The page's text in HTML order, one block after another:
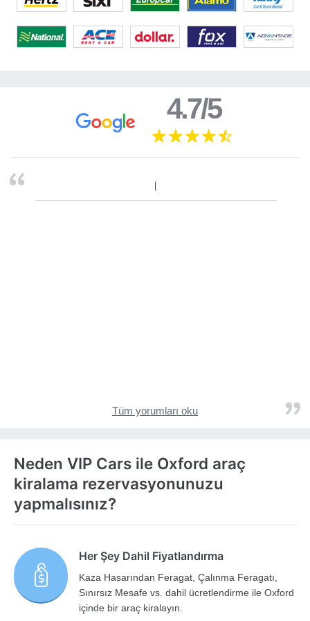
4.7/5
Tüm yorumları oku
Neden VIP Cars ile Oxford araç
kiralama rezervasyonunuzu
yapmalısınız?
Her Şey Dahil Fiyatlandırma
Kaza Hasarından Feragat, Çalınma Feragatı,
Sınırsız Mesafe vs. dahil ücretlendirme ile Oxford
içinde bir araç kiralayın.